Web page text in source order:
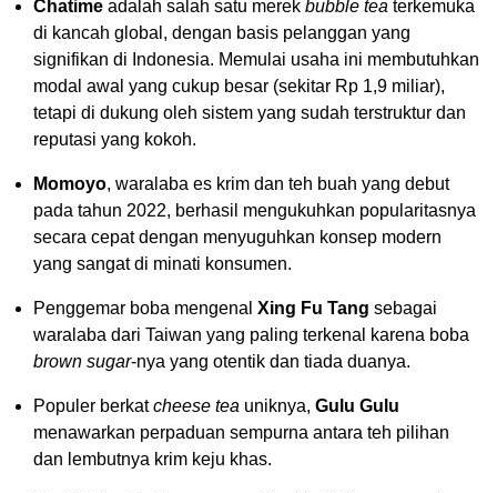
Chatime adalah salah satu merek bubble tea terkemuka
di kancah global, dengan basis pelanggan yang
signifikan di Indonesia. Memulai usaha ini membutuhkan
modal awal yang cukup besar (sekitar Rp 1,9 miliar),
tetapi di dukung oleh sistem yang sudah terstruktur dan
reputasi yang kokoh.
Momoyo, waralaba es krim dan teh buah yang debut
pada tahun 2022, berhasil mengukuhkan popularitasnya
secara cepat dengan menyuguhkan konsep modern
yang sangat di minati konsumen.
Penggemar boba mengenal Xing Fu Tang sebagai
waralaba dari Taiwan yang paling terkenal karena boba
brown sugar-nya yang otentik dan tiada duanya.
Populer berkatcheese tea uniknya, Gulu Gulu
menawarkan perpaduan sempurna antara teh pilihan
dan lembutnya krim keju khas.